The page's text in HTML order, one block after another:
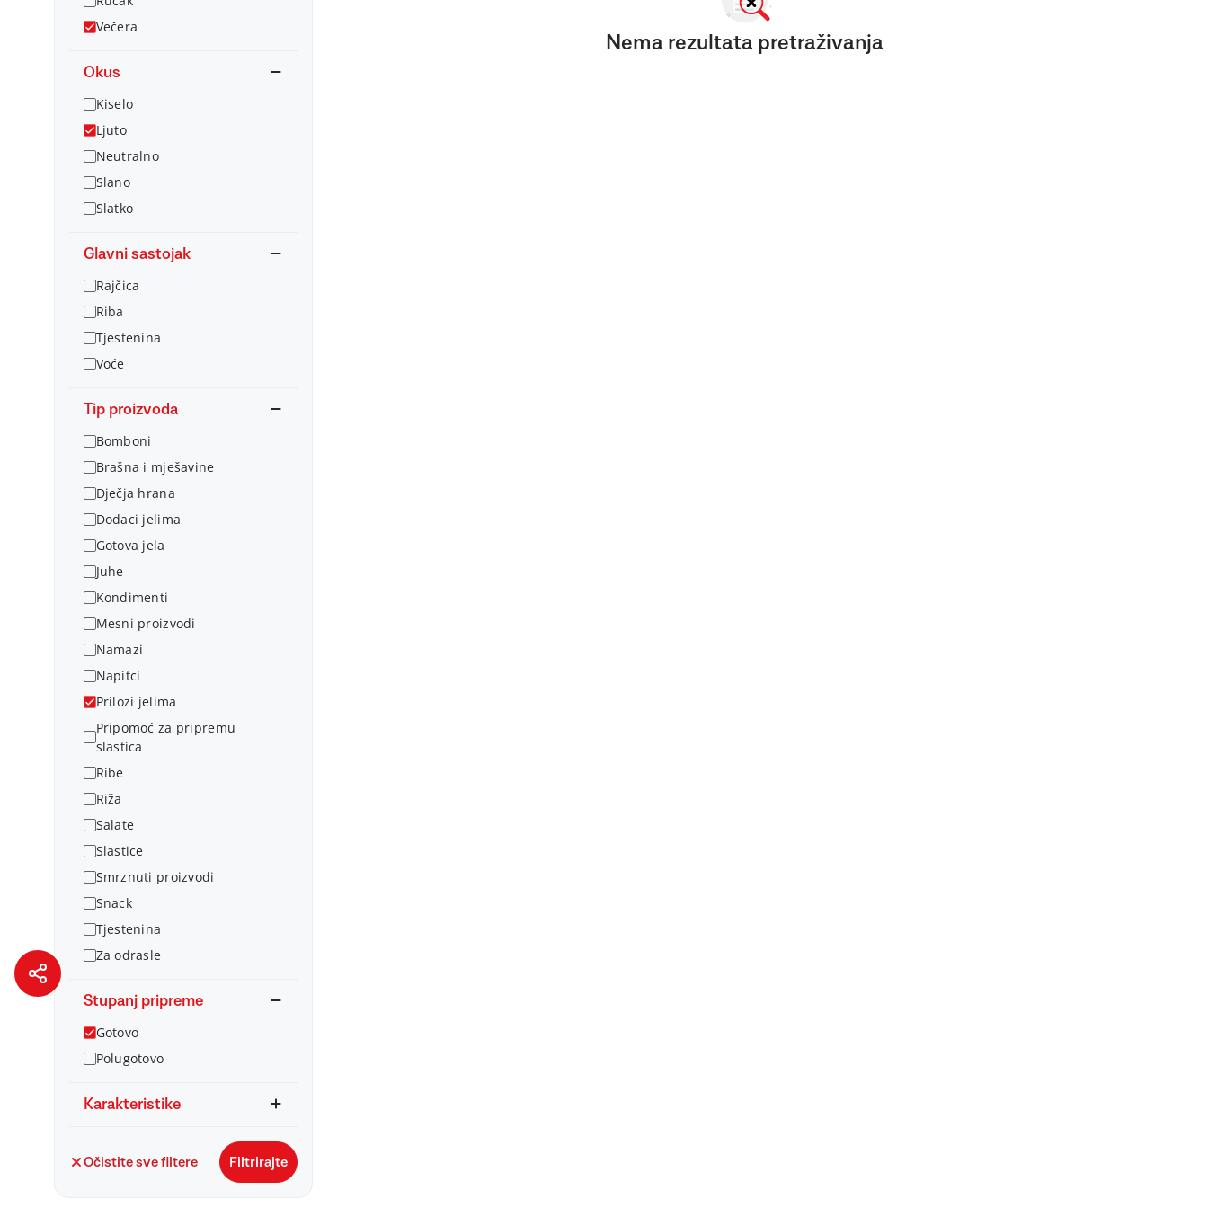
Večera
Okus
Kiselo
Ljuto
Neutralno
Slano
Slatko
Glavni sastojak
Rajčica
Riba
Tjestenina
Voće
Tip proizvoda
Bomboni
Brašna i mješavine
Dječja hrana
Dodaci jelima
Gotova jela
Juhe
Kondimenti
Mesni proizvodi
Namazi
Napitci
Prilozi jelima
Pripomoć za pripremu
slastica
Ribe
Riža
Salate
Slastice
Smrznuti proizvodi
Snack
Tjestenina
Za odrasle
Stupanj pripreme
Gotovo
Polugotovo
Karakteristike
Očistite sve filtere Filtrirajte
Nema rezultata pretraživanja